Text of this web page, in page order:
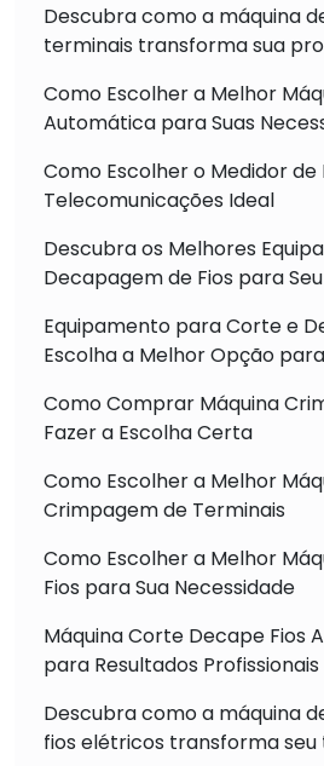
Descubra como a máquina
terminais transforma sua
Como Escolher a Melhor
Automática para Suas
Como Escolher o Medidor de
Telecomunicações Ideal
Descubra os Melhores
Decapagem de Fios para
Equipamento para Corte e
Escolha a Melhor Opção
Como Comprar Máquina
Fazer a Escolha Certa
Como Escolher a Melhor
Crimpagem de Terminais
Como Escolher a Melhor
Fios para Sua Necessidade
Máquina Corte Decape Fios
para Resultados Profissionais
Descubra como a máquina
fios elétricos transforma